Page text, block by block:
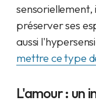
sensoriellement,
préserver ses
aussi
mettre ce type
L'amour : un